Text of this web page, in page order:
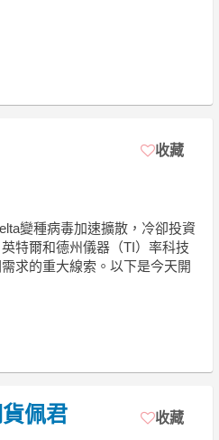
收藏
變種病毒加速擴散，冷卻投資
特爾和德州儀器（TI）率科技
求的重大線索。以下是今天開
佩君 收藏